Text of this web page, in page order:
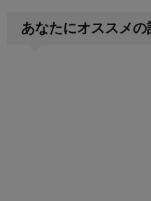
あなたにオススメの